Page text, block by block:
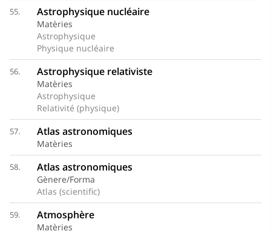
55. Astrophysique nucléaire
Matèries
Astrophysique
Physique nucléaire
56. Astrophysique relativiste
Matèries
Astrophysique
Relativité (physique)
57. Atlas astronomiques
Matèries
58. Atlas astronomiques
Gènere/Forma
Atlas (scientific)
59. Atmosphère
Matèries